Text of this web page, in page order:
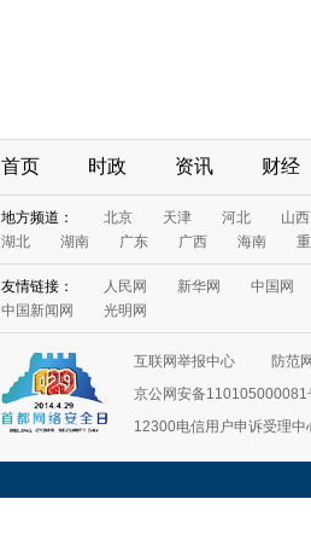
首页 时政 资讯 财经
地方频道： 北京 天津 河北
山西
湖北
湖南 广东 广西 海南
友情链接： 人民网 新华网
中国网
中国新闻网
光明网
互联网举报中心
防范
京公网安备110105000081
12300电信用户申诉受理中